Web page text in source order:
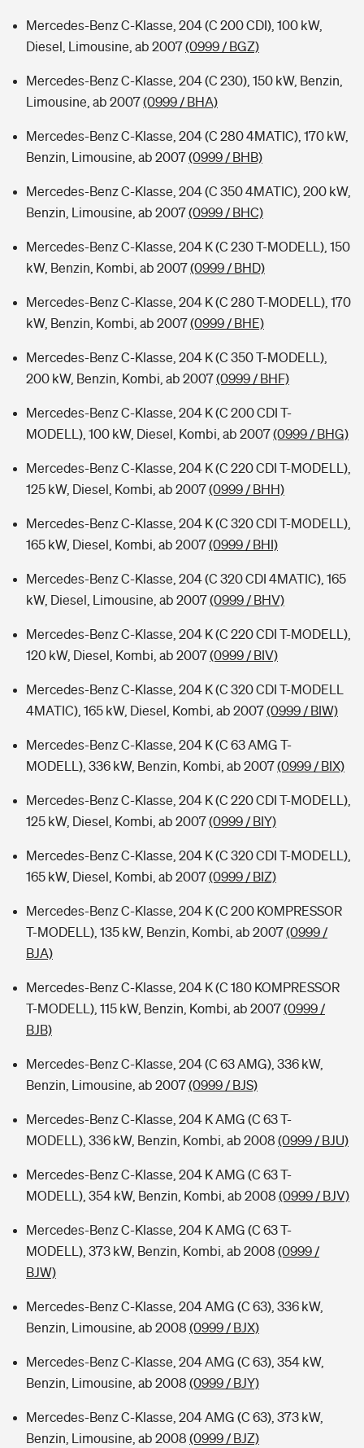
Mercedes-Benz C-Klasse, 204 (C 200 CDI), 100 kW,
Diesel, Limousine, ab 2007(0999 / BGZ)
Mercedes-Benz C-Klasse, 204 (C 230), 150 kW, Benzin,
Limousine, ab 2007(0999 / BHA)
Mercedes-Benz C-Klasse, 204 (C 280 4MATIC), 170 kW,
Benzin, Limousine, ab 2007(0999 / BHB)
Mercedes-Benz C-Klasse, 204 (C 350 4MATIC), 200 kW,
Benzin, Limousine, ab 2007(0999 / BHC)
Mercedes-Benz C-Klasse, 204 K (C 230 T-MODELL), 150
kW, Benzin, Kombi, ab 2007(0999 / BHD)
Mercedes-Benz C-Klasse, 204 K (C 280 T-MODELL), 170
kW, Benzin, Kombi, ab 2007(0999 / BHE)
Mercedes-Benz C-Klasse, 204 K (C 350 T-MODELL),
200 kW, Benzin, Kombi, ab 2007(0999 / BHF)
Mercedes-Benz C-Klasse, 204 K (C 200 CDI T-
MODELL), 100 kW, Diesel, Kombi, ab 2007(0999 / BHG)
Mercedes-Benz C-Klasse, 204 K (C 220 CDI T-MODELL),
125 kW, Diesel, Kombi, ab 2007(0999 / BHH)
Mercedes-Benz C-Klasse, 204 K (C 320 CDI T-MODELL),
165 kW, Diesel, Kombi, ab 2007(0999 / BHI)
Mercedes-Benz C-Klasse, 204 (C 320 CDI 4MATIC), 165
kW, Diesel, Limousine, ab 2007(0999 / BHV)
Mercedes-Benz C-Klasse, 204 K (C 220 CDI T-MODELL),
120 kW, Diesel, Kombi, ab 2007(0999 / BIV)
Mercedes-Benz C-Klasse, 204 K (C 320 CDI T-MODELL
4MATIC), 165 kW, Diesel, Kombi, ab 2007(0999 / BIW)
Mercedes-Benz C-Klasse, 204 K (C 63 AMG T-
MODELL), 336 kW, Benzin, Kombi, ab 2007(0999 / BIX)
Mercedes-Benz C-Klasse, 204 K (C 220 CDI T-MODELL),
125 kW, Diesel, Kombi, ab 2007(0999 / BIY)
Mercedes-Benz C-Klasse, 204 K (C 320 CDI T-MODELL),
165 kW, Diesel, Kombi, ab 2007(0999 / BIZ)
Mercedes-Benz C-Klasse, 204 K (C 200 KOMPRESSOR
T-MODELL), 135 kW, Benzin, Kombi, ab 2007(0999 /
BJA)
Mercedes-Benz C-Klasse, 204 K (C 180 KOMPRESSOR
T-MODELL), 115 kW, Benzin, Kombi, ab 2007(0999 /
BJB)
Mercedes-Benz C-Klasse, 204 (C 63 AMG), 336 kW,
Benzin, Limousine, ab 2007(0999 / BJS)
Mercedes-Benz C-Klasse, 204 K AMG (C 63 T-
MODELL), 336 kW, Benzin, Kombi, ab 2008 (0999 / BJU)
Mercedes-Benz C-Klasse, 204 K AMG (C 63 T-
MODELL), 354 kW, Benzin, Kombi, ab 2008 (0999 / BJV)
Mercedes-Benz C-Klasse, 204 K AMG (C 63 T-
MODELL), 373 kW, Benzin, Kombi, ab 2008 (0999 /
BJW)
Mercedes-Benz C-Klasse, 204 AMG (C 63), 336 kW,
Benzin, Limousine, ab 2008 (0999 / BJX)
Mercedes-Benz C-Klasse, 204 AMG (C 63), 354 kW,
Benzin, Limousine, ab 2008 (0999 / BJY)
Mercedes-Benz C-Klasse, 204 AMG (C 63), 373 kW,
Benzin, Limousine, ab 2008 (0999 / BJZ)